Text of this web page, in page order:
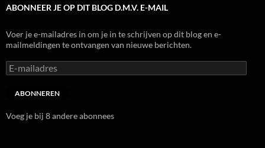
ABONNEER JE OP DIT BLOG D.M.V. E-MAIL
Voer je e-mailadres in om je in te schrijven op dit blog en e-
mailmeldingen te ontvangen van nieuwe berichten.
E-
mailadres
ABONNEREN
Voeg je bij 8 andere abonnees